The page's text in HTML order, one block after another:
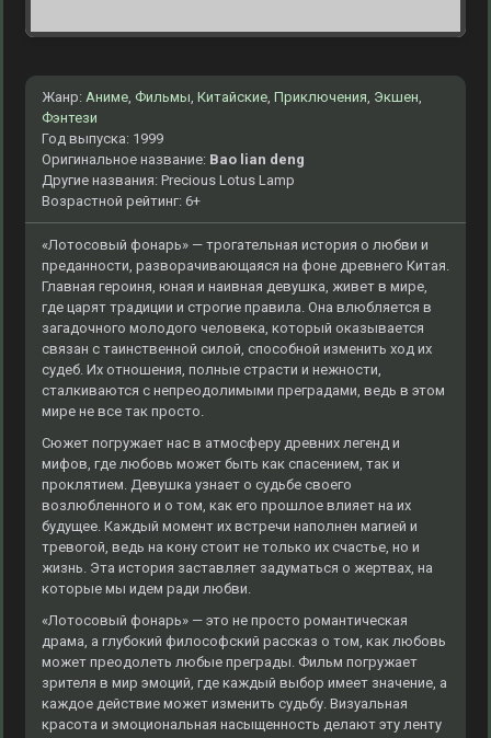
Жанр: Аниме, Фильмы, Китайские, Приключения, Экшен,
Фэнтези
Год выпуска: 1999
Оригинальное название: Bao lian deng
Другие названия: Precious Lotus Lamp
Возрастной рейтинг: 6+
«Лотосовый фонарь» — трогательная история о любви и
преданности, разворачивающаяся на фоне древнего Китая.
Главная героиня, юная и наивная девушка, живет в мире,
где царят традиции и строгие правила. Она влюбляется в
загадочного молодого человека, который оказывается
связан с таинственной силой, способной изменить ход их
судеб. Их отношения, полные страсти и нежности,
сталкиваются с непреодолимыми преградами, ведь в этом
мире не все так просто.
Сюжет погружает нас в атмосферу древних легенд и
мифов, где любовь может быть как спасением, так и
проклятием. Девушка узнает о судьбе своего
возлюбленного и о том, как его прошлое влияет на их
будущее. Каждый момент их встречи наполнен магией и
тревогой, ведь на кону стоит не только их счастье, но и
жизнь. Эта история заставляет задуматься о жертвах, на
которые мы идем ради любви.
«Лотосовый фонарь» — это не просто романтическая
драма, а глубокий философский рассказ о том, как любовь
может преодолеть любые преграды. Фильм погружает
зрителя в мир эмоций, где каждый выбор имеет значение, а
каждое действие может изменить судьбу. Визуальная
красота и эмоциональная насыщенность делают эту ленту